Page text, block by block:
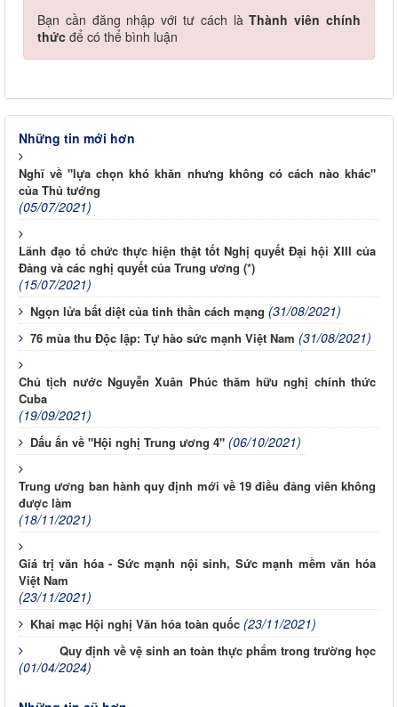
Bạn cần đăng nhập với tư cách làThành viên chính
thức để có thể bình luận
Những tin mới hơn
Nghĩ về "lựa chọn khó khăn nhưng không có cách nào khác"
của Thủ tướng
(05/07/2021)
Lãnh đạo tổ chức thực hiện thật tốt Nghị quyết Đại hội XIII của
Đảng và các nghị quyết của Trung ương (*)
(15/07/2021)
Ngọn lửa bất diệt của tinh thần cách mạng (31/08/2021)
76 mùa thu Độc lập: Tự hào sức mạnh Việt Nam (31/08/2021)
Chủ tịch nước Nguyễn Xuân Phúc thăm hữu nghị chính thức
Cuba
(19/09/2021)
Dấu ấn về "Hội nghị Trung ương 4" (06/10/2021)
Trung ương ban hành quy định mới về 19 điều đảng viên không
được làm
(18/11/2021)
Giá trị văn hóa - Sức mạnh nội sinh, Sức mạnh mềm văn hóa
Việt Nam
(23/11/2021)
Khai mạc Hội nghị Văn hóa toàn quốc (23/11/2021)
Quy định về vệ sinh an toàn thực phẩm trong trường học
(01/04/2024)